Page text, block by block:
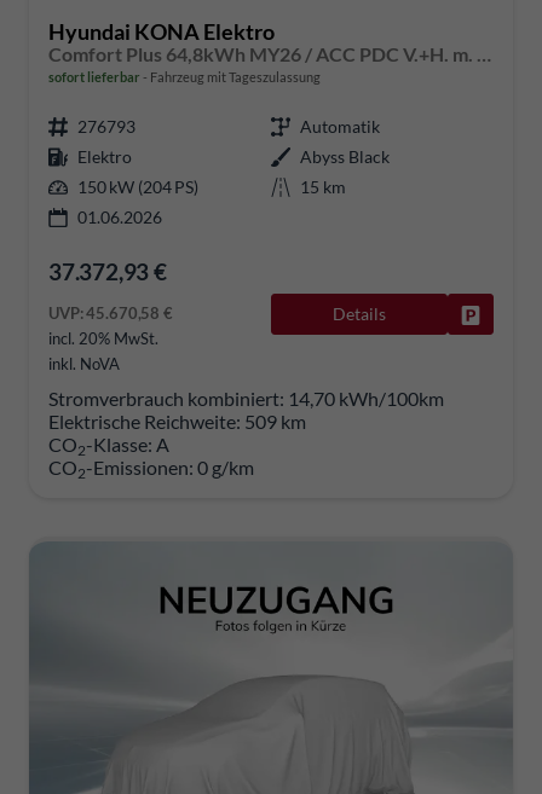
Hyundai KONA Elektro
sofort lieferbar Fahrzeug mit Tageszulassung
276793
Automatik
Elektro
Abyss Black
150 kW (204 PS)
15 km
01.06.2026
37.372,93 €
UVP:45.670,58 €
incl. 20% MwSt.
inkl. NoVA
Details
Stromverbrauch kombiniert: 14,70 kWh/100km
Elektrische Reichweite: 509 km
CO2-Klasse: A
CO2-Emissionen: 0 g/km